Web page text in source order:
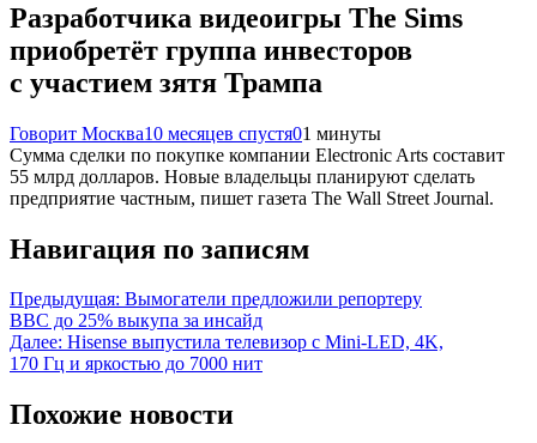
Разработчика видеоигры The Sims
приобретёт группа инвесторов
с участием зятя Трампа
Говорит Москва10 месяцев спустя01 минуты
Сумма сделки по покупке компании Electronic Arts составит
55 млрд долларов. Новые владельцы планируют сделать
предприятие частным, пишет газета The Wall Street Journal.
Навигация по записям
Предыдущая: Вымогатели предложили репортеру
BBC до 25% выкупа за инсайд
Далее: Hisense выпустила телевизор с Mini-LED, 4K,
170 Гц и яркостью до 7000 нит
Похожие новости